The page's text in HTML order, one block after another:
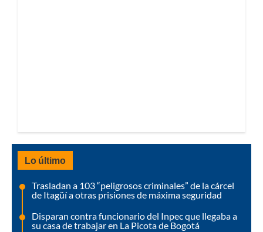
Lo último
Trasladan a 103 “peligrosos criminales” de la cárcel
de Itagüí a otras prisiones de máxima seguridad
Disparan contra funcionario del Inpec que llegaba a
su casa de trabajar en La Picota de Bogotá